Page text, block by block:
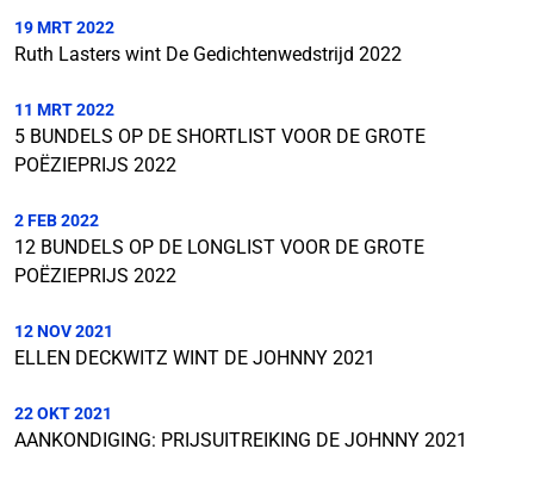
19 MRT 2022
Ruth Lasters wint De Gedichtenwedstrijd 2022
11 MRT 2022
5 BUNDELS OP DE SHORTLIST VOOR DE GROTE
POËZIEPRIJS 2022
2 FEB 2022
12 BUNDELS OP DE LONGLIST VOOR DE GROTE
POËZIEPRIJS 2022
12 NOV 2021
ELLEN DECKWITZ WINT DE JOHNNY 2021
22 OKT 2021
AANKONDIGING: PRIJSUITREIKING DE JOHNNY 2021